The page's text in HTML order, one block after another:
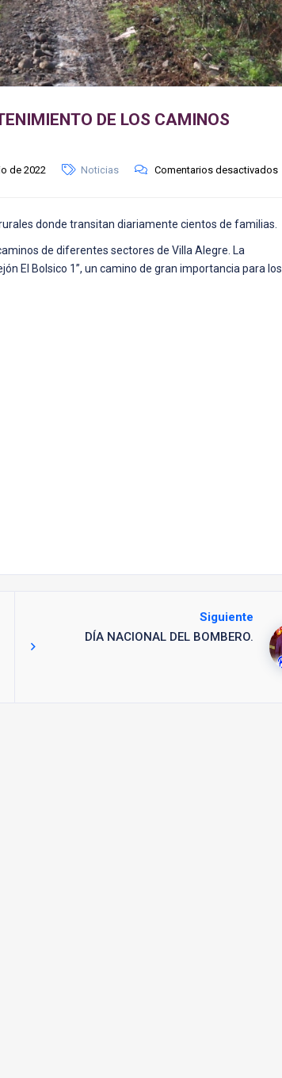
DE LOS CAMINOS
de 2022 Noticias Comentarios desactivados
donde transitan diariamente cientos de familias.
de diferentes sectores de Villa Alegre. La
El Bolsico 1”, un camino de gran importancia para los
Siguiente
DÍA NACIONAL DEL BOMBERO.